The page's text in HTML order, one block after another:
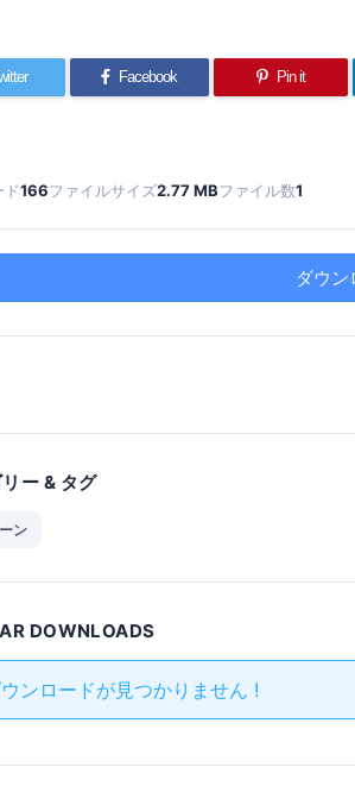
Facebook Pin it
ド166ファイルサイズ2.77 MBファイル数1
ダウン
ー & タグ
ン
DOWNLOADS
ンロードが見つかりません !